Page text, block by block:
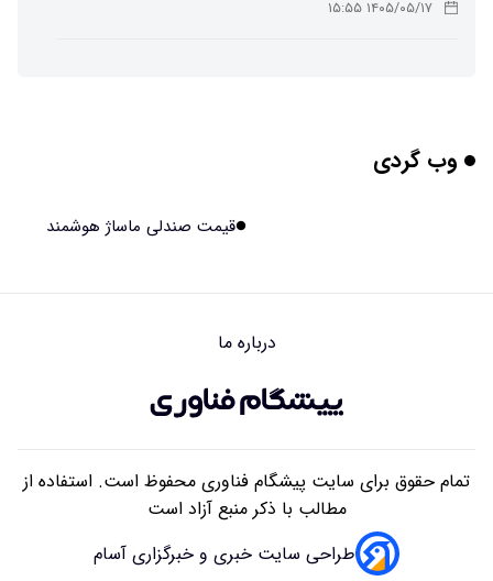
۱۴۰۵/۰۵/۱۷ ۱۵:۵۵
این زن پس از حمله صرع، قدرت عجیبی به دست آورده است
راهنمای انتخاب بهترین هاستینگ ایران
وب گردی
قیمت صندلی ماساژ هوشمند
درباره ما
تمام حقوق برای سایت پیشگام فناوری محفوظ است. استفاده از
مطالب با ذکر منبع آزاد است
طراحی سایت خبری و خبرگزاری آسام